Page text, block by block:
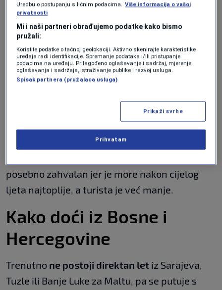
Kada ići
Ljetna sezona na Malti je duga i pouzdana.
Najtoplji mjeseci su juli i august, kad
temperature redovno prelaze 30°C, more je
toplo, ali su i gužve i cijene najveće.
kraj maja, juni i
septembarsu najslađi period: more je dovoljno
toplo za kupanje, dani su dugi i sunčani, a
posebno zahvalan jer je more nakon cijelog
ljeta najtoplije, a turista je već manje.
Kako doći iz Bosne i
Hercegovine
Trenutno ne postoji direktan let iz Sarajeva,
Tuzle ili Banje Luke za Maltu, pa se putuje s
Uredbu o postupanju s ličnim podacima. Više informacija o vašoj
privatnosti
Mi i naši partneri obrađujemo podatke kako bismo
pružali:
Koristite podatke o tačnoj geolokaciji. Aktivno skenirajte karakteristike
uređaja radi identifikacije. Spremanje podataka i/ili pristupanje
podacima na uređaju. Prilagođeno oglašavanje i sadržaj, mjerenje
oglašavanja i sadržaja, istraživanje publike i razvoj usluga.
Spisak partnera (pružalaca usluga)
Prikaži svrhe
Prihvatam